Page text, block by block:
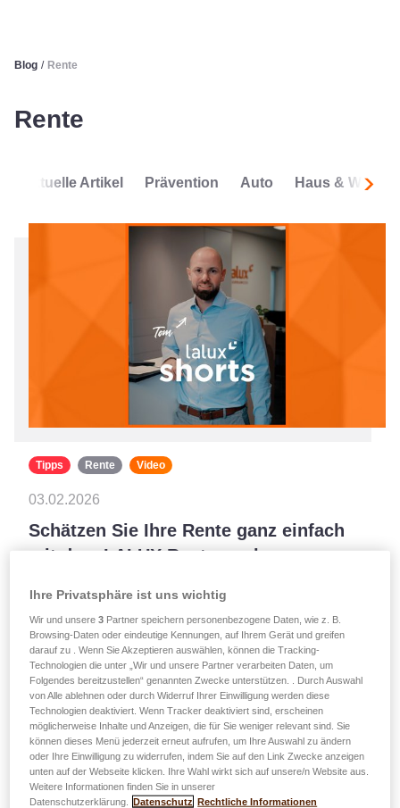
Blog / Rente
Rente
Aktuelle Artikel Prävention Auto Haus &
Tipps Rente Video
03.02.2026
Schätzen Sie Ihre Rente ganz einfach
mit dem LALUX Rentenrechner
unserem Rentenrechner für Luxemburg. Scannen Sie
einfach Ihren CCSS-Laufbahnnachweis ein und die
OCR-Technologie liefert Ihnen in wenigen Sekunden
eine personalisierte Schätzung Ihrer gesetzlichen
Rentenhöhe.…
Mehr erfahren
Ihre Privatsphäre ist uns wichtig
Wir und unsere3 Partner speichern personenbezogene Daten, wie z. B.
Browsing-Daten oder eindeutige Kennungen, auf Ihrem Gerät und greifen
darauf zu . Wenn Sie Akzeptieren auswählen, können die Tracking-
Technologien die unter „Wir und unsere Partner verarbeiten Daten, um
Folgendes bereitzustellen“ genannten Zwecke unterstützen. . Durch Auswahl
von Alle ablehnen oder durch Widerruf Ihrer Einwilligung werden diese
Technologien deaktiviert. Wenn Tracker deaktiviert sind, erscheinen
möglicherweise Inhalte und Anzeigen, die für Sie weniger relevant sind. Sie
können dieses Menü jederzeit erneut aufrufen, um Ihre Auswahl zu ändern
oder Ihre Einwilligung zu widerrufen, indem Sie auf den Link Zwecke anzeigen
unten auf der Webseite klicken. Ihre Wahl wirkt sich auf unsere/n Website aus.
Weitere Informationen finden Sie in unserer
Datenschutzerklärung.
Datenschutz Rechtliche Informationen